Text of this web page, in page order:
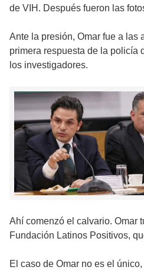
de VIH. Después fueron las
Ante la presión, Omar fue a las
primera respuesta de la policía
los investigadores.
Ahí comenzó el calvario. Omar
Fundación Latinos Positivos,
El caso de Omar no es el